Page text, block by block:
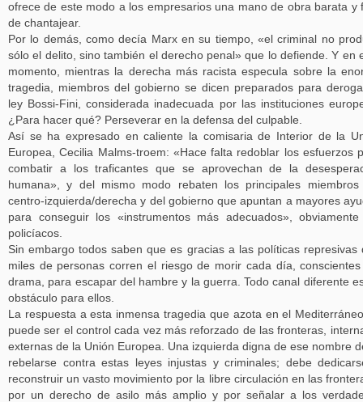
ofrece de este modo a los empresarios una mano de obra barata y
de chantajear.
Por lo demás, como decía Marx en su tiempo, «el criminal no
sólo el delito, sino también el derecho penal» que lo defiende. Y en
momento, mientras la derecha más racista especula sobre la
tragedia, miembros del gobierno se dicen preparados para
ley Bossi-Fini, considerada inadecuada por las instituciones
¿Para hacer qué? Perseverar en la defensa del culpable.
Así se ha expresado en caliente la comisaria de Interior de la
Europea, Cecilia Malms-troem: «Hace falta redoblar los esfuerzos
combatir a los traficantes que se aprovechan de la
humana», y del mismo modo rebaten los principales miembros
centro-izquierda/derecha y del gobierno que apuntan a mayores
para conseguir los «instrumentos más adecuados»,
policíacos.
Sin embargo todos saben que es gracias a las políticas represivas
miles de personas corren el riesgo de morir cada día,
drama, para escapar del hambre y la guerra. Todo canal diferente
obstáculo para ellos.
La respuesta a esta inmensa tragedia que azota en el
puede ser el control cada vez más reforzado de las fronteras,
externas de la Unión Europea. Una izquierda digna de ese nombre
rebelarse contra estas leyes injustas y criminales; debe
reconstruir un vasto movimiento por la libre circulación en las
por un derecho de asilo más amplio y por señalar a los